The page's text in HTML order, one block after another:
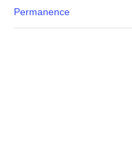
Permanence